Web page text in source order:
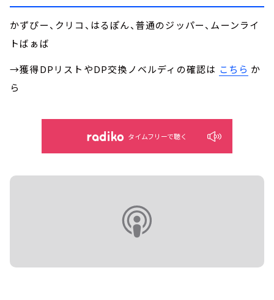
かずぴー、クリコ、はるぽん、普通のジッパー、ムーンライ
トばぁば
→獲得DPリストやDP交換ノベルディの確認は こちら か
ら
タイムフリーで聴く